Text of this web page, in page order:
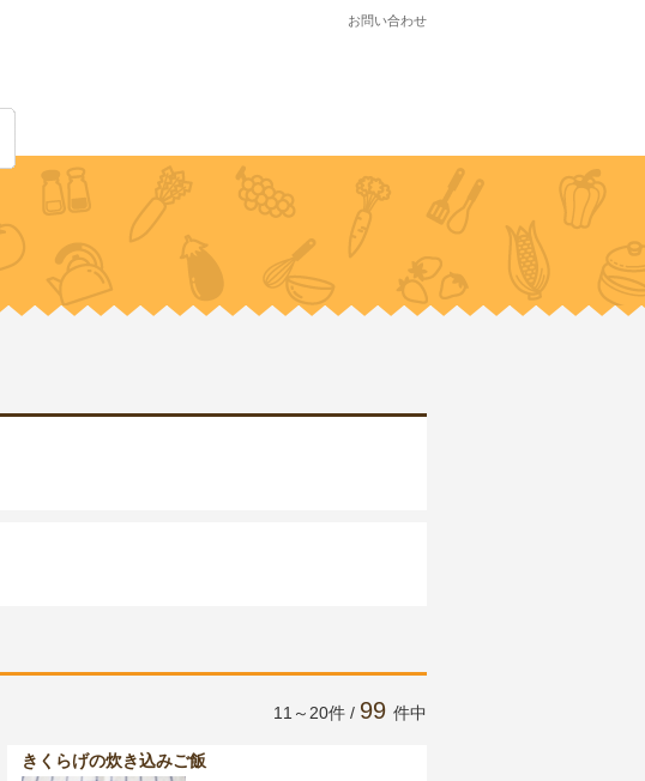
お問い合わせ
11～20件 / 99 件中
きくらげの炊き込みご飯